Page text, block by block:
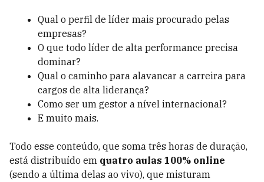
Qual o perfil de líder mais procurado pelas
empresas?
O que todo líder de alta performance precisa
dominar?
Qual o caminho para alavancar a carreira para
cargos de alta liderança?
Como ser um gestor a nível internacional?
E muito mais.
Todo esse conteúdo, que soma três horas de duração,
está distribuído em quatro aulas 100% online
(sendo a última delas ao vivo), que misturam